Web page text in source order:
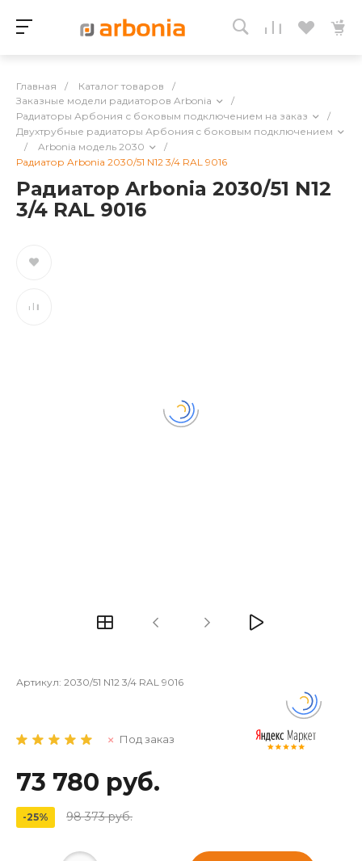
Главная / Каталог товаров
/
Заказные модели радиаторов Arbonia
/
Радиаторы Арбония с боковым подключением на заказ
/
Двухтрубные радиаторы Арбония c боковым подключением
/
Arbonia модель 2030
/
Радиатор Arbonia 2030/51 N12 3/4 RAL 9016
Радиатор Arbonia 2030/51 N12
3/4 RAL 9016
Артикул: 2030/51 N12 3/4 RAL 9016
Под заказ
73 780 руб.
-25% 98 373 руб.